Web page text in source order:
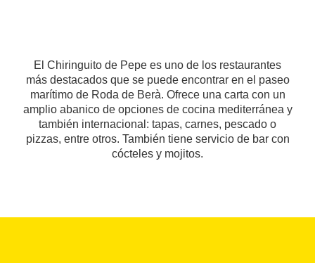
El Chiringuito de Pepe es uno de los restaurantes
más destacados que se puede encontrar en el paseo
marítimo de Roda de Berà. Ofrece una carta con un
amplio abanico de opciones de cocina mediterránea y
también internacional: tapas, carnes, pescado o
pizzas, entre otros. También tiene servicio de bar con
cócteles y mojitos.